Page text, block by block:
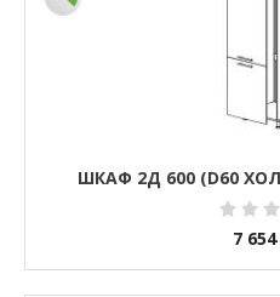
ШКАФ 2Д 600 (D60
7 654